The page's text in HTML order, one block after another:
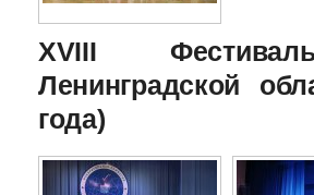
XVIII
Ленинградской
года)